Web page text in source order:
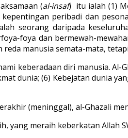
(al-insaf) itu ialah (1)
peribadi dan
seorang daripada
foya dan bermewah-
manusia semata-mata,
keberadaan diri manusia. Al-
dunia; (6) Kebejatan dunia
(meninggal), al-Ghazali
yang meraih keberkatan Allah